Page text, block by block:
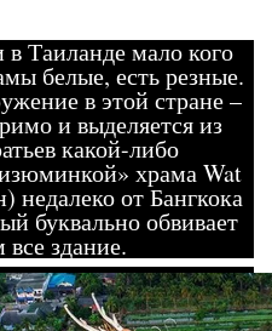
Таиланде мало кого
белые, есть резные.
в этой стране –
и выделяется из
какой-либо
храма Wat
недалеко от Бангкока
буквально обвивает
здание.